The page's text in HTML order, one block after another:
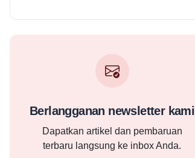
Berlangganan newsletter kami
Dapatkan artikel dan pembaruan
terbaru langsung ke inbox Anda.